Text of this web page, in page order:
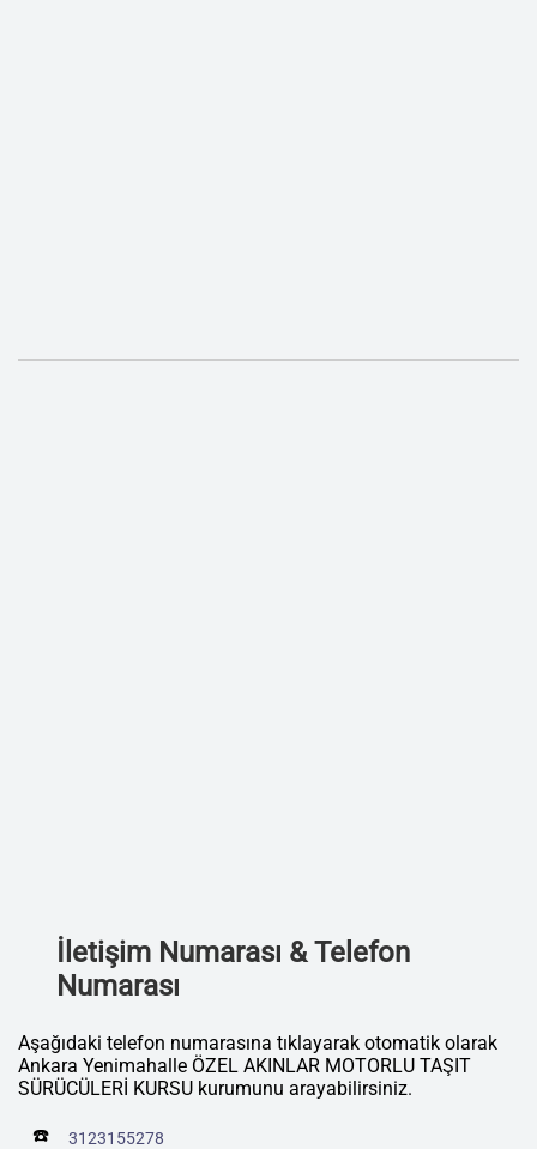
İletişim Numarası & Telefon
Numarası
Aşağıdaki telefon numarasına tıklayarak otomatik olarak
Ankara Yenimahalle ÖZEL AKINLAR MOTORLU TAŞIT
SÜRÜCÜLERİ KURSU kurumunu arayabilirsiniz.
☎️ 3123155278